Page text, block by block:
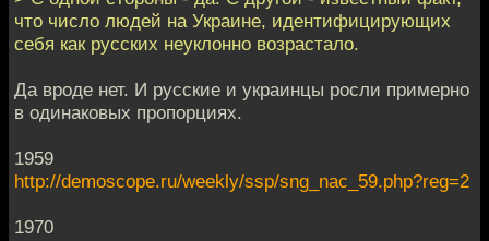
что число людей на Украине, идентифицирующих
себя как русских неуклонно возрастало.
Да вроде нет. И русские и украинцы росли примерно
в одинаковых пропорциях.
1959
http://demoscope.ru/weekly/ssp/sng_nac_59.php?reg=2
1970